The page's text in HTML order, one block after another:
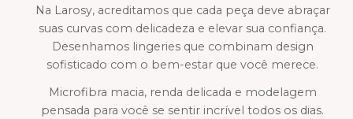
Na Larosy, acreditamos que cada peça deve abraçar
suas curvas com delicadeza e elevar sua confiança.
Desenhamos lingeries que combinam design
sofisticado com o bem-estar que você merece.
Microfibra macia, renda delicada e modelagem
pensada para você se sentir incrível todos os dias.